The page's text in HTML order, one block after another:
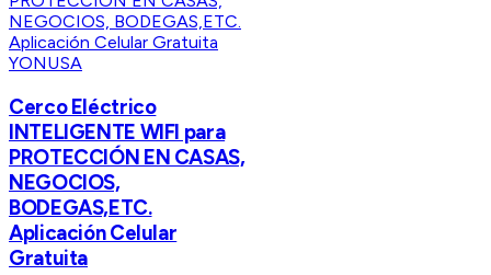
YONUSA
Cerco Eléctrico
INTELIGENTE WIFI para
PROTECCIÓN EN CASAS,
NEGOCIOS,
BODEGAS,ETC.
Aplicación Celular
Gratuita